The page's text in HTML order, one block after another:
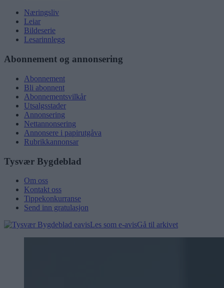
Næringsliv
Leiar
Bildeserie
Lesarinnlegg
Abonnement og annonsering
Abonnement
Bli abonnent
Abonnementsvilkår
Utsalgsstader
Annonsering
Nettannonsering
Annonsere i papirutgåva
Rubrikkannonsar
Tysvær Bygdeblad
Om oss
Kontakt oss
Tippekonkurranse
Send inn gratulasjon
Les som e-avisGå til arkivet